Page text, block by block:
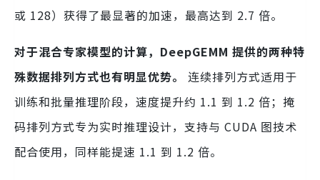
或 128）获得了最显著的加速，最高达到 2.7 倍。
对于混合专家模型的计算，DeepGEMM 提供的两种特
殊数据排列方式也有明显优势。
连续排列方式适用于
训练和批量推理阶段，速度提升约 1.1 到 1.2 倍；掩
码排列方式专为实时推理设计，支持与 CUDA 图技术
配合使用，同样能提速 1.1 到 1.2 倍。